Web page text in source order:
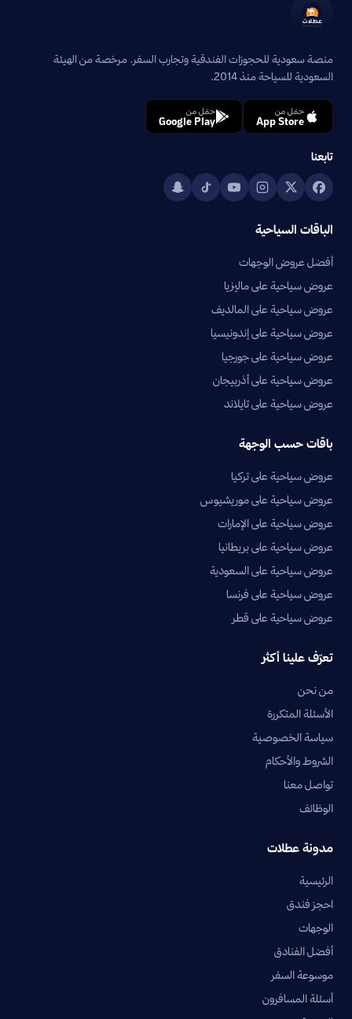
منصة سعودية للحجوزات الفندقية وتجارب السفر. مرخصة من الهيئة
السعودية للسياحة منذ 2014.
حمّل من
App Store
حمّل من
Google Play
تابعنا
الباقات السياحية
أفضل عروض الوجهات
عروض سياحية على ماليزيا
عروض سياحية على المالديف
عروض سياحية على إندونيسيا
عروض سياحية على جورجيا
عروض سياحية على أذربيجان
عروض سياحية على تايلاند
باقات حسب الوجهة
عروض سياحية على تركيا
عروض سياحية على موريشيوس
عروض سياحية على الإمارات
عروض سياحية على بريطانيا
عروض سياحية على السعودية
عروض سياحية على فرنسا
عروض سياحية على قطر
تعرّف علينا أكثر
من نحن
الأسئلة المتكررة
سياسة الخصوصية
الشروط والأحكام
تواصل معنا
الوظائف
مدونة عطلات
الرئيسية
احجز فندق
الوجهات
أفضل الفنادق
موسوعة السفر
أسئلة المسافرون